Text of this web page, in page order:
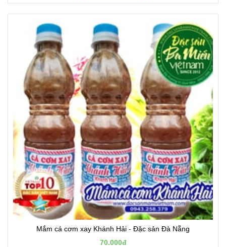
Mắm cá cơm xay Khánh Hải - Đặc sản Đà Nẵng
70.000đ